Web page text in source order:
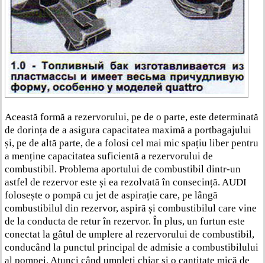
Această formă a rezervorului, pe de o parte, este determinată
de dorința de a asigura capacitatea maximă a portbagajului
și, pe de altă parte, de a folosi cel mai mic spațiu liber pentru
a menține capacitatea suficientă a rezervorului de
combustibil. Problema aportului de combustibil dintr-un
astfel de rezervor este și ea rezolvată în consecință. AUDI
folosește o pompă cu jet de aspirație care, pe lângă
combustibilul din rezervor, aspiră și combustibilul care vine
de la conducta de retur în rezervor. În plus, un furtun este
conectat la gâtul de umplere al rezervorului de combustibil,
conducând la punctul principal de admisie a combustibilului
al pompei. Atunci când umpleți chiar și o cantitate mică de